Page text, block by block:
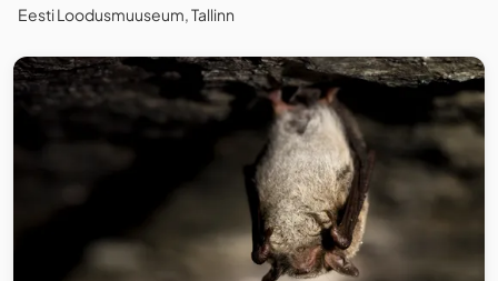
Eesti Loodusmuuseum, Tallinn